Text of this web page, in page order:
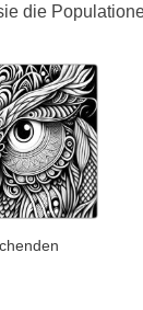
die